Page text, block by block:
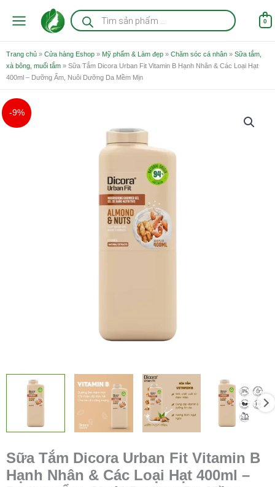
Tìm
kiếm
sản
0
Trang chủ » Cửa hàng Eshop » Mỹ phẩm & Làm đẹp » Chăm sóc cá nhân » Sữa tắm,
xà bông, muối tắm » Sữa Tắm Dicora Urban Fit Vitamin B Hạnh Nhân & Các Loại Hạt
400ml – Dưỡng Ẩm, Nuôi Dưỡng Da Mềm Mịn
-9%
Sữa Tắm Dicora Urban Fit Vitamin B
Hạnh Nhân & Các Loại Hạt 400ml –
225.000 ₫.
tại
là:
205.000 ₫.
Sữa
Tắm